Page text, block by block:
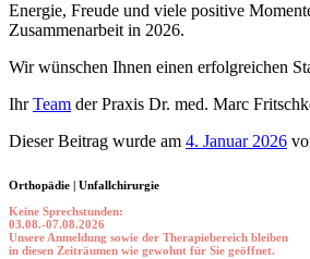
Energie, Freude und viele positive
Zusammenarbeit in 2026.
Wir wünschen Ihnen einen erfolgreichen
IhrTeam der Praxis Dr. med. Marc
Dieser Beitrag wurde am 4. Januar 2026
Orthopädie | Unfallchirurgie
Keine Sprechstunden:
03.08.-07.08.2026
Unsere Anmeldung sowie der Therapiebereich bleiben
in diesen Zeiträumen wie gewohnt für Sie geöffnet.